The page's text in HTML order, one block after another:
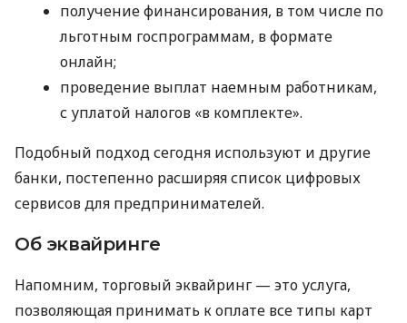
получение финансирования, в том числе по
льготным госпрограммам, в формате
онлайн;
проведение выплат наемным работникам,
с уплатой налогов «в комплекте».
Подобный подход сегодня используют и другие
банки, постепенно расширяя список цифровых
сервисов для предпринимателей.
Об эквайринге
Напомним, торговый эквайринг — это услуга,
позволяющая принимать к оплате все типы карт